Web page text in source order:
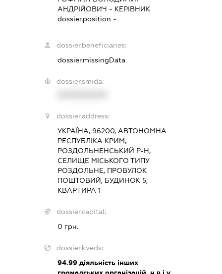
АНДРІЙОВИЧ - КЕРІВНИК
dossier.position -
dossier.beneficiaries:
dossier.missingData
dossier.smida:
dossier.address:
УКРАЇНА, 96200, АВТОНОМНА
РЕСПУБЛІКА КРИМ,
РОЗДОЛЬНЕНСЬКИЙ Р-Н,
СЕЛИЩЕ МІСЬКОГО ТИПУ
РОЗДОЛЬНЕ, ПРОВУЛОК
ПОШТОВИЙ, БУДИНОК 5,
КВАРТИРА 1
dossier.capital:
0 грн.
dossier.kveds:
94.99діяльність інших
громадських організацій, н.в.і.у.